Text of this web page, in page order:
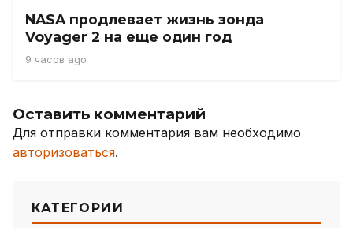
NASA продлевает жизнь зонда
Voyager 2 на еще один год
9 часов ago
Оставить комментарий
Для отправки комментария вам необходимо
авторизоваться.
КАТЕГОРИИ